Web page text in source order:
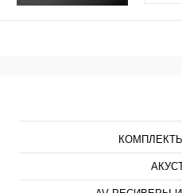
КОМПЛЕКТЫ